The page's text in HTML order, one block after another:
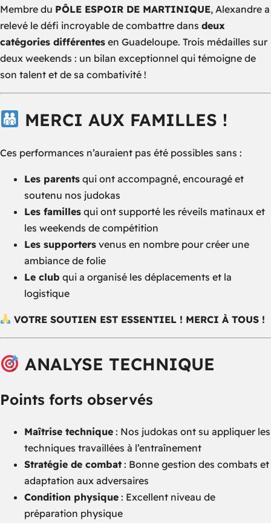
Membre du PÔLE ESPOIR DE MARTINIQUE, Alexandre a
relevé le défi incroyable de combattre dans deux
catégories différentes en Guadeloupe. Trois médailles sur
deux weekends : un bilan exceptionnel qui témoigne de
son talent et de sa combativité !
MERCI AUX FAMILLES !
Ces performances n’auraient pas été possibles sans :
Les parents qui ont accompagné, encouragé et
soutenu nos judokas
Les familles qui ont supporté les réveils matinaux et
les weekends de compétition
Les supporters venus en nombre pour créer une
ambiance de folie
Le club qui a organisé les déplacements et la
logistique
VOTRE SOUTIEN EST ESSENTIEL ! MERCI À TOUS !
ANALYSE TECHNIQUE
Points forts observés
Maîtrise technique : Nos judokas ont su appliquer les
techniques travaillées à l’entraînement
Stratégie de combat : Bonne gestion des combats et
adaptation aux adversaires
Condition physique : Excellent niveau de
préparation physique